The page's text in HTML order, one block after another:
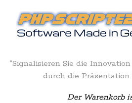
“Signalisieren Sie die
durch die Präsentation
Der Warenkorb